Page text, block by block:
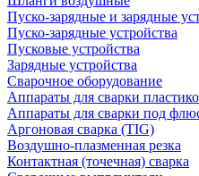
Пуско-зарядные и зарядные
Пуско-зарядные устройства
Пусковые устройства
Зарядные устройства
Сварочное оборудование
Аппараты для сварки
Аппараты для сварки под
Аргоновая сварка (TIG)
Воздушно-плазменная резка
Контактная (точечная) сварка